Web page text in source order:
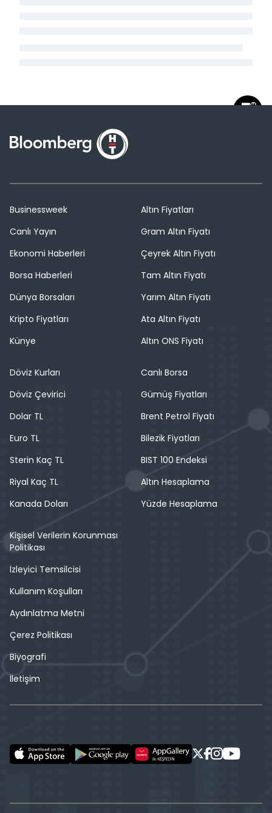
Businessweek
Canlı Yayın
Ekonomi Haberleri
Borsa Haberleri
Dünya Borsaları
Kripto Fiyatları
Künye
Altın Fiyatları
Gram Altın Fiyatı
Çeyrek Altın Fiyatı
Tam Altın Fiyatı
Yarım Altın Fiyatı
Ata Altın Fiyatı
Altın ONS Fiyatı
Döviz Kurları
Döviz Çevirici
Dolar TL
Euro TL
Sterin Kaç TL
Riyal Kaç TL
Kanada Doları
Canlı Borsa
Gümüş Fiyatları
Brent Petrol Fiyatı
Bilezik Fiyatları
BIST 100 Endeksi
Altın Hesaplama
Yüzde Hesaplama
Kişisel Verilerin Korunması
Politikası
İzleyici Temsilcisi
Kullanım Koşulları
Aydınlatma Metni
Çerez Politikası
Biyografi
İletişim